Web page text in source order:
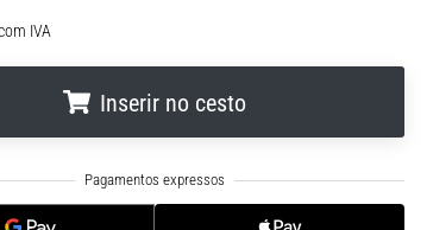
IVA
Inserir no cesto